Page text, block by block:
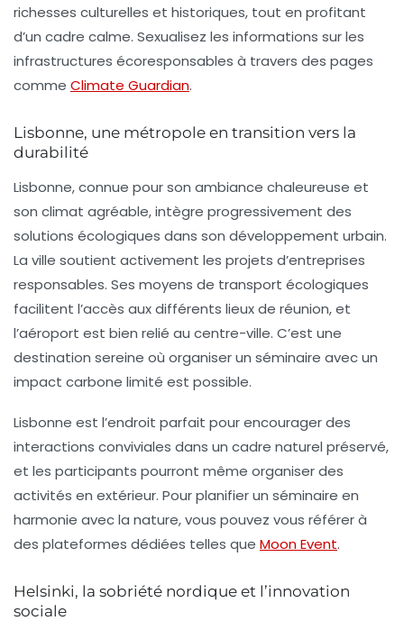
richesses culturelles et historiques, tout en profitant
d’un cadre calme. Sexualisez les informations sur les
infrastructures écoresponsables à travers des pages
comme Climate Guardian.
Lisbonne, une métropole en transition vers la
durabilité
Lisbonne, connue pour son ambiance chaleureuse et
son climat agréable, intègre progressivement des
solutions écologiques dans son développement urbain.
La ville soutient activement les projets d’entreprises
responsables. Ses moyens de transport écologiques
facilitent l’accès aux différents lieux de réunion, et
l’aéroport est bien relié au centre-ville. C’est une
destination sereine où organiser un séminaire avec un
impact carbone limité est possible.
Lisbonne est l’endroit parfait pour encourager des
interactions conviviales dans un cadre naturel préservé,
et les participants pourront même organiser des
activités en extérieur. Pour planifier un séminaire en
harmonie avec la nature, vous pouvez vous référer à
des plateformes dédiées telles que Moon Event.
Helsinki, la sobriété nordique et l’innovation
sociale